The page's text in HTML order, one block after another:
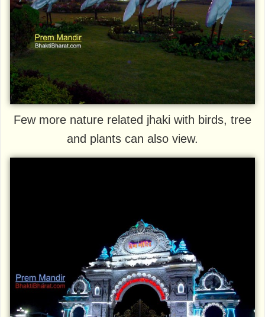
Few more nature related jhaki with birds, tree
and plants can also view.